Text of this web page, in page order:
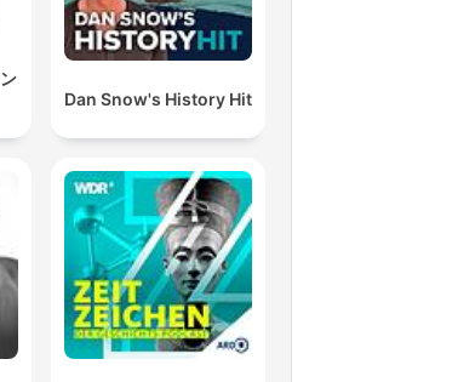
Dan Snow's History Hit